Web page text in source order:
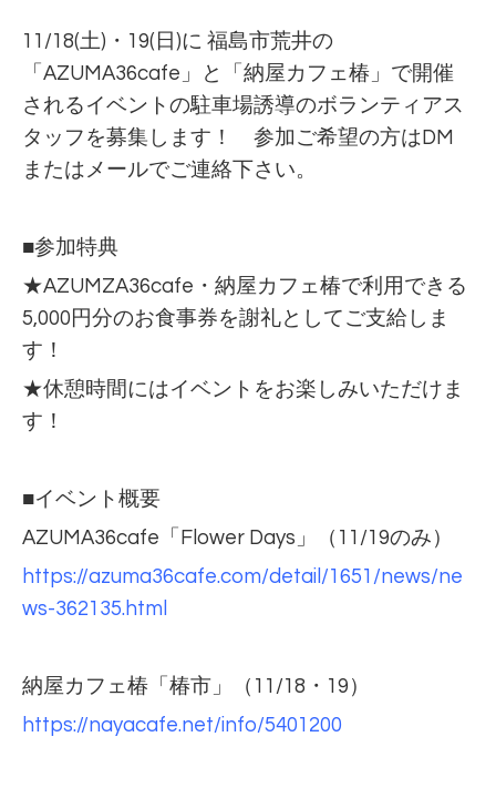
11/18(土)・19(日)に 福島市荒井の
「AZUMA36cafe」と「納屋カフェ椿」で開催
されるイベントの駐車場誘導のボランティアス
タッフを募集します！ 参加ご希望の方はDM
またはメールでご連絡下さい。
■参加特典
★AZUMZA36cafe・納屋カフェ椿で利用できる
5,000円分のお食事券を謝礼としてご支給しま
す！
★休憩時間にはイベントをお楽しみいただけま
す！
■イベント概要
AZUMA36cafe「Flower Days」（11/19のみ）
https://azuma36cafe.com/detail/1651/news/ne
ws-362135.html
納屋カフェ椿「椿市」（11/18・19）
https://nayacafe.net/info/5401200